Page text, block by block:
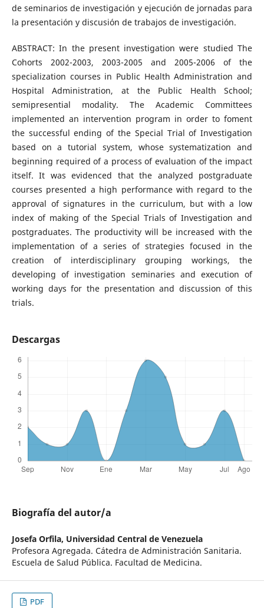
de seminarios de investigación y ejecución de jornadas para
la presentación y discusión de trabajos de investigación.
ABSTRACT: In the present investigation were studied The
Cohorts 2002-2003, 2003-2005 and 2005-2006 of the
specialization courses in Public Health Administration and
Hospital Administration, at the Public Health School;
semipresential modality. The Academic Committees
implemented an intervention program in order to foment
the successful ending of the Special Trial of Investigation
based on a tutorial system, whose systematization and
beginning required of a process of evaluation of the impact
itself. It was evidenced that the analyzed postgraduate
courses presented a high performance with regard to the
approval of signatures in the curriculum, but with a low
index of making of the Special Trials of Investigation and
postgraduates. The productivity will be increased with the
implementation of a series of strategies focused in the
creation of interdisciplinary grouping workings, the
developing of investigation seminaries and execution of
working days for the presentation and discussion of this
trials.
Descargas
Biografía del autor/a
Josefa Orfila, Universidad Central de Venezuela
Profesora Agregada. Cátedra de Administración Sanitaria.
Escuela de Salud Pública. Facultad de Medicina.
PDF